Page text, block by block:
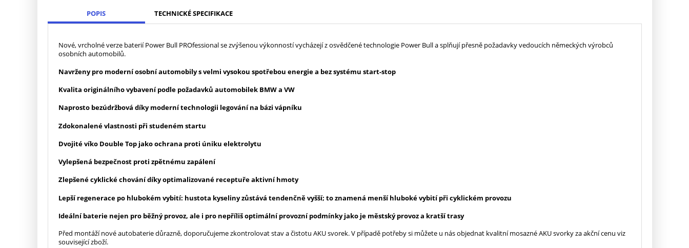
POPIS TECHNICKÉ SPECIFIKACE
Nové, vrcholné verze baterií Power Bull PROfessional se zvýšenou výkonností vycházejí z osvědčené technologie Power Bull a splňují přesně požadavky vedoucích německých výrobců
osobních automobilů.
Navrženy pro moderní osobní automobily s velmi vysokou spotřebou energie a bez systému start-stop
Kvalita originálního vybavení podle požadavků automobilek BMW a VW
Naprosto bezúdržbová díky moderní technologii legování na bázi vápníku
Zdokonalené vlastnosti při studeném startu
Dvojité víko Double Top jako ochrana proti úniku elektrolytu
Vylepšená bezpečnost proti zpětnému zapálení
Zlepšené cyklické chování díky optimalizované receptuře aktivní hmoty
Lepší regenerace po hlubokém vybití: hustota kyseliny zůstává tendenčně vyšší; to znamená menší hluboké vybití při cyklickém provozu
Ideální baterie nejen pro běžný provoz, ale i pro nepříliš optimální provozní podmínky jako je městský provoz a kratší trasy
Před montáží nové autobaterie důrazně, doporučujeme zkontrolovat stav a čistotu AKU svorek. V případě potřeby si můžete u nás objednat kvalitní mosazné AKU svorky za akční cenu viz
související zboží.